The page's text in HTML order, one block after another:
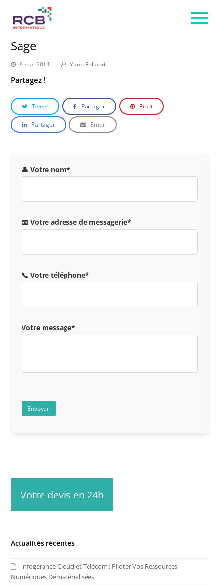
Sage
9 mai 2014 Yann Rolland
Partagez !
Tweet Partager Pin It
Partager Email
👤 Votre nom*
📧 Votre adresse de messagerie*
📞 Votre téléphone*
Votre message*
Votre devis en 24h
Actualités récentes
Infogérance Cloud et Télécom : Piloter Vos Ressources
Numériques Dématérialisées